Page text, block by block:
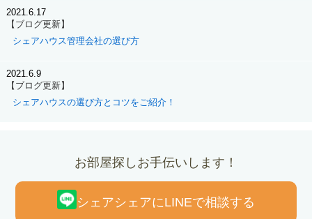
2021.6.17
【ブログ更新】
シェアハウス管理会社の選び方
2021.6.9
【ブログ更新】
シェアハウスの選び方とコツをご紹介！
お部屋探しお手伝いします！
シェアシェアにLINEで相談する